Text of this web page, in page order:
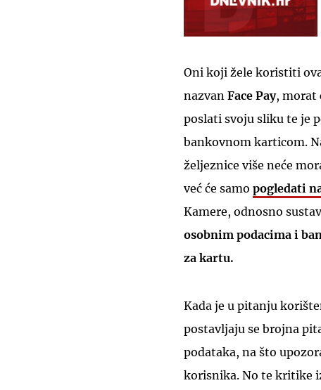
Oni koji žele koristiti
nazvan Face Pay, morat
poslati svoju sliku te je
bankovnom karticom.
željeznice više neće
već će samo pogledati
Kamere, odnosno
osobnim podacima i
za kartu.
Kada je u pitanju
postavljaju se brojna
podataka, na što
korisnika. No te kritike